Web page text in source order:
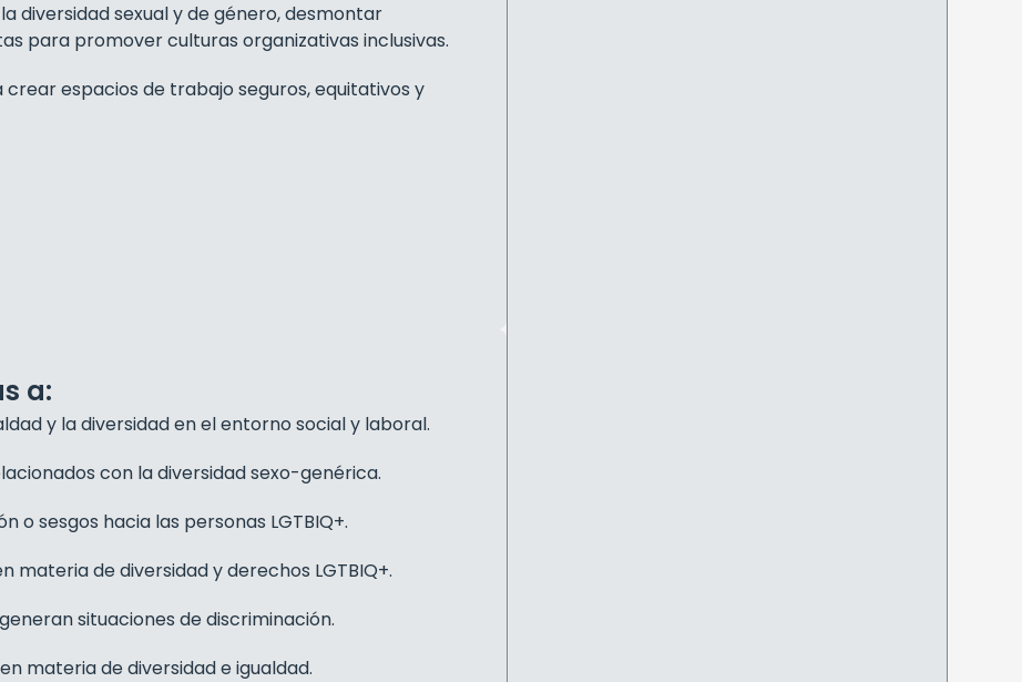
sexual y de género, desmontar
para promover culturas organizativas inclusivas.
espacios de trabajo seguros, equitativos y
a:
y la diversidad en el entorno social y laboral.
con la diversidad sexo-genérica.
sesgos hacia las personas LGTBIQ+.
de diversidad y derechos LGTBIQ+.
situaciones de discriminación.
materia de diversidad e igualdad.